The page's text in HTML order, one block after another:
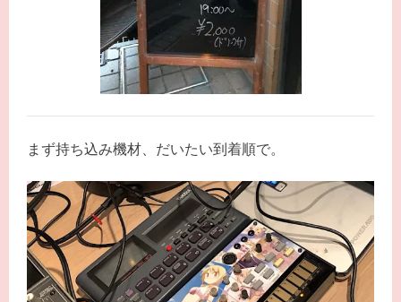
まず持ち込み機材、だいたい到着順で。